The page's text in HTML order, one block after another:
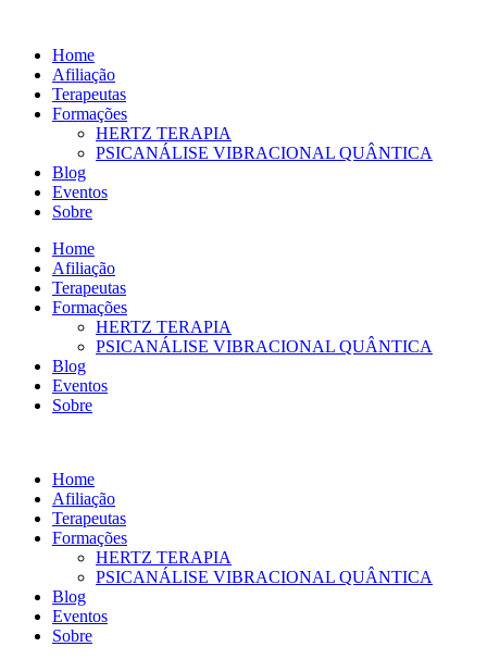
conteúdo
Home
Afiliação
Terapeutas
Formações
HERTZ TERAPIA
PSICANÁLISE VIBRACIONAL QUÂNTICA
Blog
Eventos
Sobre
Home
Afiliação
Terapeutas
Formações
HERTZ TERAPIA
PSICANÁLISE VIBRACIONAL QUÂNTICA
Blog
Eventos
Sobre
Home
Afiliação
Terapeutas
Formações
HERTZ TERAPIA
PSICANÁLISE VIBRACIONAL QUÂNTICA
Blog
Eventos
Sobre